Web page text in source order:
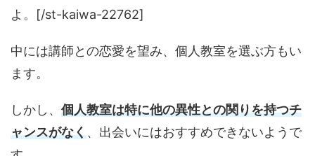
よ。[/st-kaiwa-22762]
中には講師との恋愛を望み、個人教室を選ぶ方もい
ます。
しかし、 個人教室は特に他の異性との関りを持つチ
ャンスがなく、出会いにはおすすめできないようで